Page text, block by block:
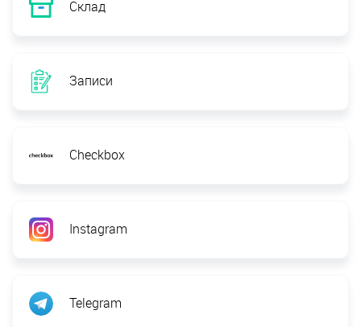
Склад
Записи
Checkbox
Instagram
Telegram